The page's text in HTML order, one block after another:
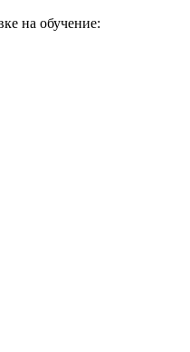
на обучение: